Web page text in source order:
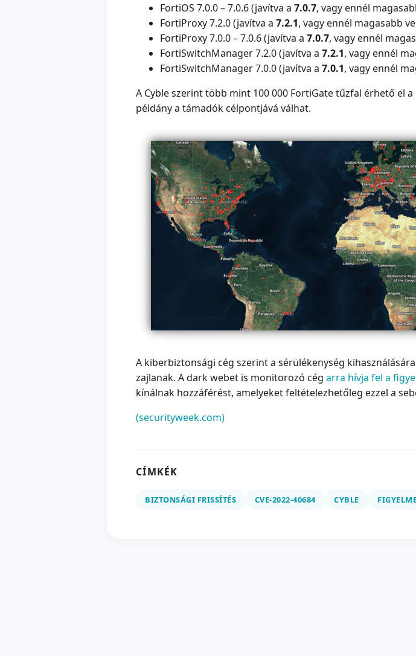
FortiOS 7.0.0 – 7.0.6 (javítva a 7.0.7, vagy ennél
FortiProxy 7.2.0 (javítva a 7.2.1, vagy ennél magasabb
FortiProxy 7.0.0 – 7.0.6 (javítva a 7.0.7, vagy ennél
FortiSwitchManager 7.2.0 (javítva a 7.2.1, vagy ennél
FortiSwitchManager 7.0.0 (javítva a 7.0.1, vagy ennél
A Cyble szerint több mint 100 000 FortiGate tűzfal érhető
példány a támadók célpontjává válhat.
A kiberbiztonsági cég szerint a sérülékenység
zajlanak. A dark webet is monitorozó cég arra hívja fel a
kínálnak hozzáférést, amelyeket feltételezhetőleg ezzel a
(securityweek.com)
CÍMKÉK
BIZTONSÁGI FRISSÍTÉS CVE-2022-40684 CYBLE